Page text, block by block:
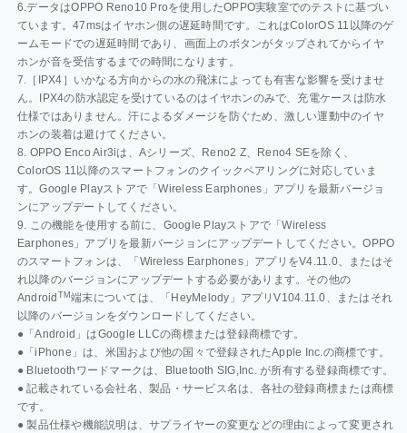
6.データはOPPO Reno10 Proを使用したOPPO実験室でのテストに基づい
ています。47msはイヤホン側の遅延時間です。これはColorOS 11以降のゲ
ームモードでの遅延時間であり、画面上のボタンがタップされてからイヤ
ホンが音を受信するまでの時間になります。
7.［IPX4］いかなる方向からの水の飛沫によっても有害な影響を受けませ
ん。IPX4の防水認定を受けているのはイヤホンのみで、充電ケースは防水
仕様ではありません。汗によるダメージを防ぐため、激しい運動中のイヤ
ホンの装着は避けてください。
8. OPPO Enco Air3iは、Aシリーズ、Reno2 Z、Reno4 SEを除く、
ColorOS 11以降のスマートフォンのクイックペアリングに対応していま
す。Google Playストアで「Wireless Earphones」アプリを最新バージョ
ンにアップデートしてください。
9. この機能を使用する前に、Google Playストアで「Wireless
Earphones」アプリを最新バージョンにアップデートしてください。OPPO
のスマートフォンは、「Wireless Earphones」アプリをV4.11.0、またはそ
れ以降のバージョンにアップデートする必要があります。その他の
Android TM端末については、「HeyMelody」アプリV104.11.0、またはそれ
以降のバージョンをダウンロードしてください。
●「Android」はGoogle LLCの商標または登録商標です。
●「iPhone」は、米国および他の国々で登録されたApple Inc.の商標です。
● Bluetoothワードマークは、Bluetooth SIG,Inc. が所有する登録商標です。
● 記載されている会社名、製品・サービス名は、各社の登録商標または商標
です。
● 製品仕様や機能説明は、サプライヤーの変更などの理由によって変更され